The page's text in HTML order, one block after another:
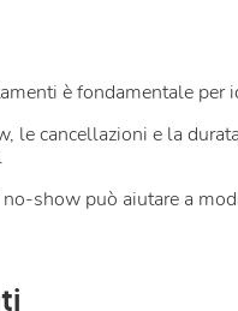
è fondamentale per
le cancellazioni e la
.
show può aiutare a